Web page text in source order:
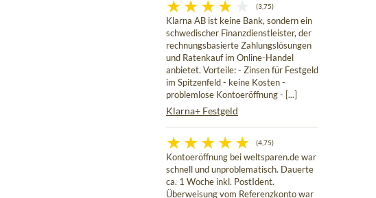
(3,75)
Klarna AB ist keine Bank, sondern ein
schwedischer Finanzdienstleister, der
rechnungsbasierte Zahlungslösungen
und Ratenkauf im Online-Handel
anbietet. Vorteile: - Zinsen für Festgeld
im Spitzenfeld - keine Kosten -
problemlose Kontoeröffnung - [...]
Klarna+ Festgeld
(4,75)
Kontoeröffnung bei weltsparen.de war
schnell und unproblematisch. Dauerte
ca. 1 Woche inkl. PostIdent.
Überweisung vom Referenzkonto war